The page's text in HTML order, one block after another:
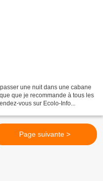
une nuit dans une cabane
que je recommande à tous les
vous sur Ecolo-Info...
Page suivante >